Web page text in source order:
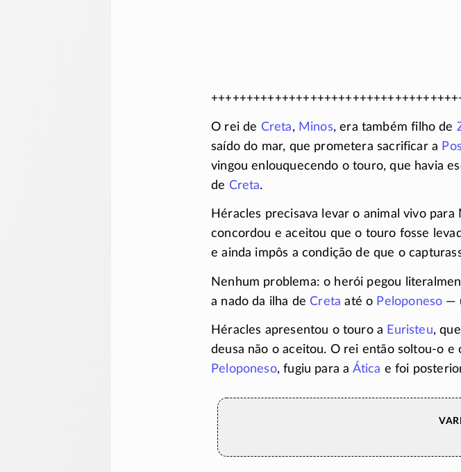
O rei de Creta, Minos, era também filho de
saído do mar, que prometera sacrificar a
vingou enlouquecendo o touro, que havia
de Creta.
Héracles precisava levar o animal vivo
concordou e aceitou que o touro fosse
e ainda impôs a condição de que o
Nenhum problema: o herói pegou
a nado da ilha de Creta até o Peloponeso —
Héracles apresentou o touro a Euristeu,
deusa não o aceitou. O rei então soltou-o e
Peloponeso, fugiu para a Ática e foi